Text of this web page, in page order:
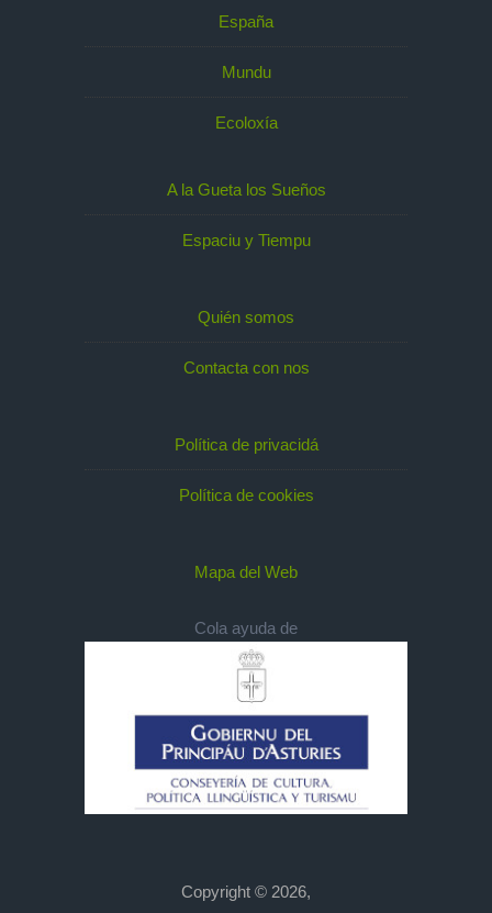
España
Mundu
Ecoloxía
A la Gueta los Sueños
Espaciu y Tiempu
Quién somos
Contacta con nos
Política de privacidá
Política de cookies
Mapa del Web
Cola ayuda de
Copyright © 2026,